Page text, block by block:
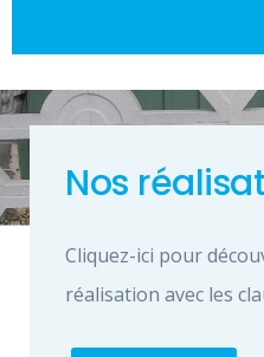
Nos
Cliquez-ici pour
réalisation avec les